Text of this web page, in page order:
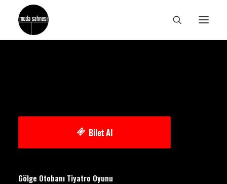
Bilet Al
Gölge Otobanı Tiyatro Oyunu